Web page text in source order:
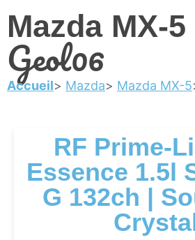
Mazda MX-5
Geol06
Accueil Mazda Mazda MX-5
RF Prime-
Essence 1.5l
G 132ch |